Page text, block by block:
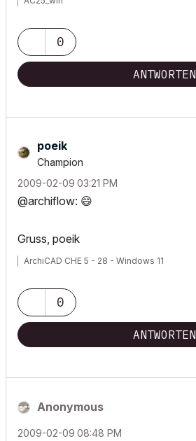
0
ANTWORTEN
poeik
Champion
‎2009-02-09 03:21 PM
@archiflow: 😄
Gruss, poeik
ArchiCAD CHE 5 - 28 - Windows 11
0
ANTWORTEN
Anonymous
‎2009-02-09 08:48 PM